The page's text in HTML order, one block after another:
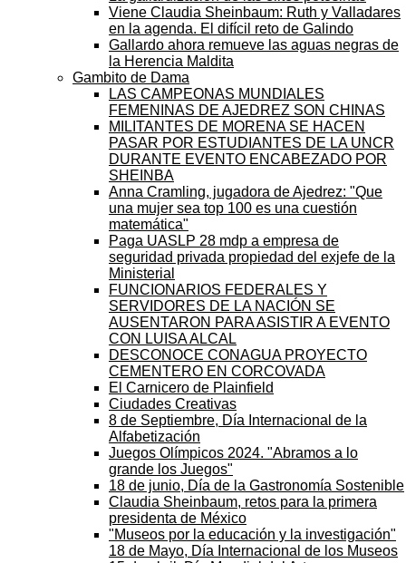
Viene Claudia Sheinbaum: Ruth y Valladares
en la agenda. El difícil reto de Galindo
Gallardo ahora remueve las aguas negras de
la Herencia Maldita
Gambito de Dama
LAS CAMPEONAS MUNDIALES
FEMENINAS DE AJEDREZ SON CHINAS
MILITANTES DE MORENA SE HACEN
PASAR POR ESTUDIANTES DE LA UNCR
DURANTE EVENTO ENCABEZADO POR
SHEINBA
Anna Cramling, jugadora de Ajedrez: "Que
una mujer sea top 100 es una cuestión
matemática"
Paga UASLP 28 mdp a empresa de
seguridad privada propiedad del exjefe de la
Ministerial
FUNCIONARIOS FEDERALES Y
SERVIDORES DE LA NACIÓN SE
AUSENTARON PARA ASISTIR A EVENTO
CON LUISA ALCAL
DESCONOCE CONAGUA PROYECTO
CEMENTERO EN CORCOVADA
El Carnicero de Plainfield
Ciudades Creativas
8 de Septiembre, Día Internacional de la
Alfabetización
Juegos Olímpicos 2024. "Abramos a lo
grande los Juegos"
18 de junio, Día de la Gastronomía Sostenible
Claudia Sheinbaum, retos para la primera
presidenta de México
"Museos por la educación y la investigación"
18 de Mayo, Día Internacional de los Museos